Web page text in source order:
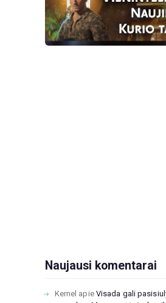
Naujausi komentarai
Kernel apie Visada gali